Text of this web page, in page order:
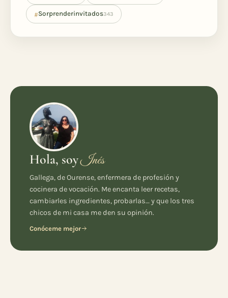
#Sorprenderinvitados343
Hola, soyInés
Gallega, de Ourense, enfermera de profesión y
cocinera de vocación. Me encanta leer recetas,
cambiarles ingredientes, probarlas… y que los tres
chicos de mi casa me den su opinión.
Conóceme mejor